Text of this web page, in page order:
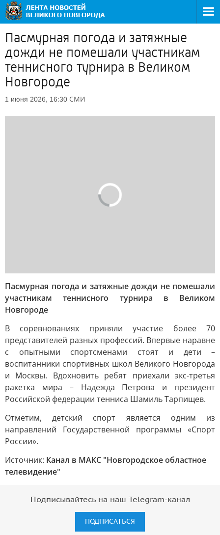
Пасмурная погода и затяжные
дожди не помешали участникам
теннисного турнира в Великом
Новгороде
1 июня 2026, 16:30 СМИ
Пасмурная погода и затяжные дожди не помешали
участникам теннисного турнира в Великом
Новгороде
В соревнованиях приняли участие более 70
представителей разных профессий. Впервые наравне
с опытными спортсменами стоят и дети –
воспитанники спортивных школ Великого Новгорода
и Москвы. Вдохновить ребят приехали экс-третья
ракетка мира – Надежда Петрова и президент
Российской федерации тенниса Шамиль Тарпищев.
Отметим, детский спорт является одним из
направлений Государственной программы «Спорт
России».
Источник: Канал в МАКС "Новгородское областное
телевидение"
Подписывайтесь на наш Telegram-канал
ПОДПИСАТЬСЯ